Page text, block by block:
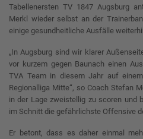
Tabellenersten TV 1847 Augsburg
Merkl wieder selbst an der
einige gesundheitliche Ausfälle
„In Augsburg sind wir klarer
vor kurzem gegen Baunach einen
TVA Team in diesem Jahr auf
Regionalliga Mitte“, so Coach Stefan
in der Lage zweistellig zu scoren und
im Schnitt die gefährlichste Offensive
Er betont, dass es daher einmal